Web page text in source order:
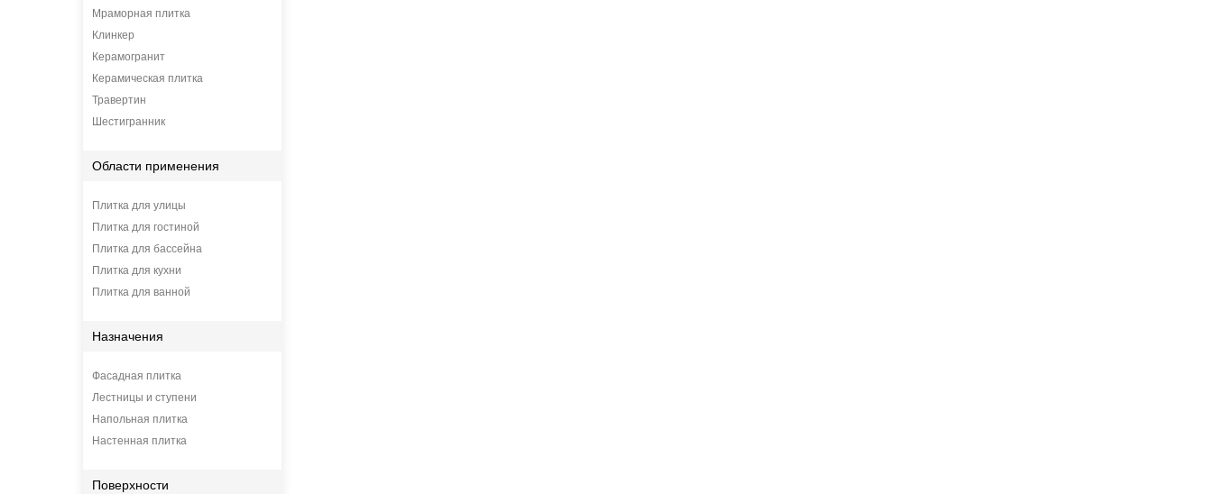
Мраморная плитка
Клинкер
Керамогранит
Керамическая плитка
Травертин
Шестигранник
Области применения
Плитка для улицы
Плитка для гостиной
Плитка для бассейна
Плитка для кухни
Плитка для ванной
Назначения
Фасадная плитка
Лестницы и ступени
Напольная плитка
Настенная плитка
Поверхности